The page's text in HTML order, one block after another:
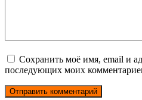
Сохранить моё имя, email и
последующих моих